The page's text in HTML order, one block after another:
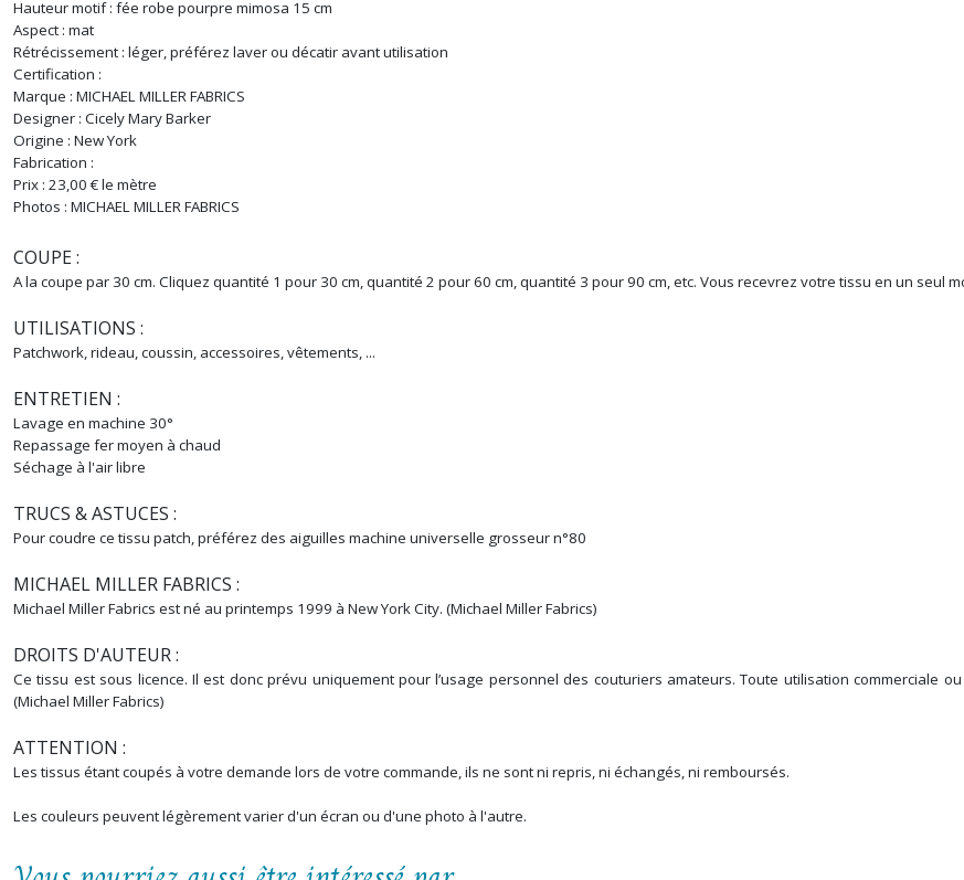
Hauteur motif : fée robe pourpre mimosa 15 cm
Aspect : mat
Rétrécissement : léger, préférez laver ou décatir avant utilisation
Certification :
Marque : MICHAEL MILLER FABRICS
Designer : Cicely Mary Barker
Origine : New York
Fabrication :
Prix : 23,00 € le mètre
Photos : MICHAEL MILLER FABRICS
COUPE :
A la coupe par 30 cm. Cliquez quantité 1 pour 30 cm, quantité 2 pour 60 cm, quantité 3 pour 90 cm, etc. Vous recevrez votre tissu en un seul
UTILISATIONS :
Patchwork, rideau, coussin, accessoires, vêtements, ...
ENTRETIEN :
Lavage en machine 30°
Repassage fer moyen à chaud
Séchage à l'air libre
TRUCS & ASTUCES :
Pour coudre ce tissu patch, préférez des aiguilles machine universelle grosseur n°80
MICHAEL MILLER FABRICS :
Michael Miller Fabrics est né au printemps 1999 à New York City. (Michael Miller Fabrics)
DROITS D'AUTEUR :
Ce tissu est sous licence. Il est donc prévu uniquement pour l’usage personnel des couturiers amateurs. Toute utilisation commerciale
(Michael Miller Fabrics)
ATTENTION :
Les tissus étant coupés à votre demande lors de votre commande, ils ne sont ni repris, ni échangés, ni remboursés.
Les couleurs peuvent légèrement varier d'un écran ou d'une photo à l'autre.